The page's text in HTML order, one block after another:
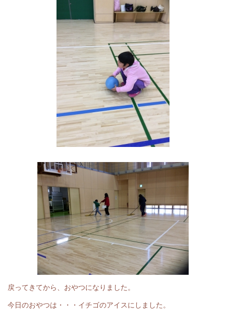
戻ってきてから、おやつになりました。
今日のおやつは・・・イチゴのアイスにしました。